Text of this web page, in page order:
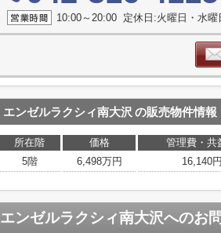
10:00～20:00 定休日:火曜日・水曜
エンゼルラクシィ南大沢 の販売物件情報
所在階 価格 管理費・共
5階
6,498万円 16,140円
エンゼルラクシィ南大沢へのお